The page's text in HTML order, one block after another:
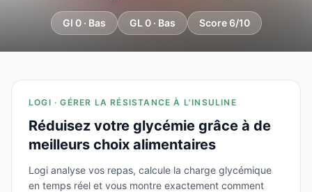
GI 0 · Bas GL 0 · Bas Score 6/10
LOGI · GÉRER LA RÉSISTANCE À L'INSULINE
Réduisez votre glycémie grâce à de
meilleurs choix alimentaires
Logi analyse vos repas, calcule la charge glycémique
en temps réel et vous montre exactement comment